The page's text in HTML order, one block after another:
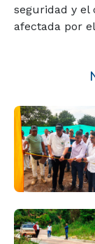
seguridad y el
afectada por